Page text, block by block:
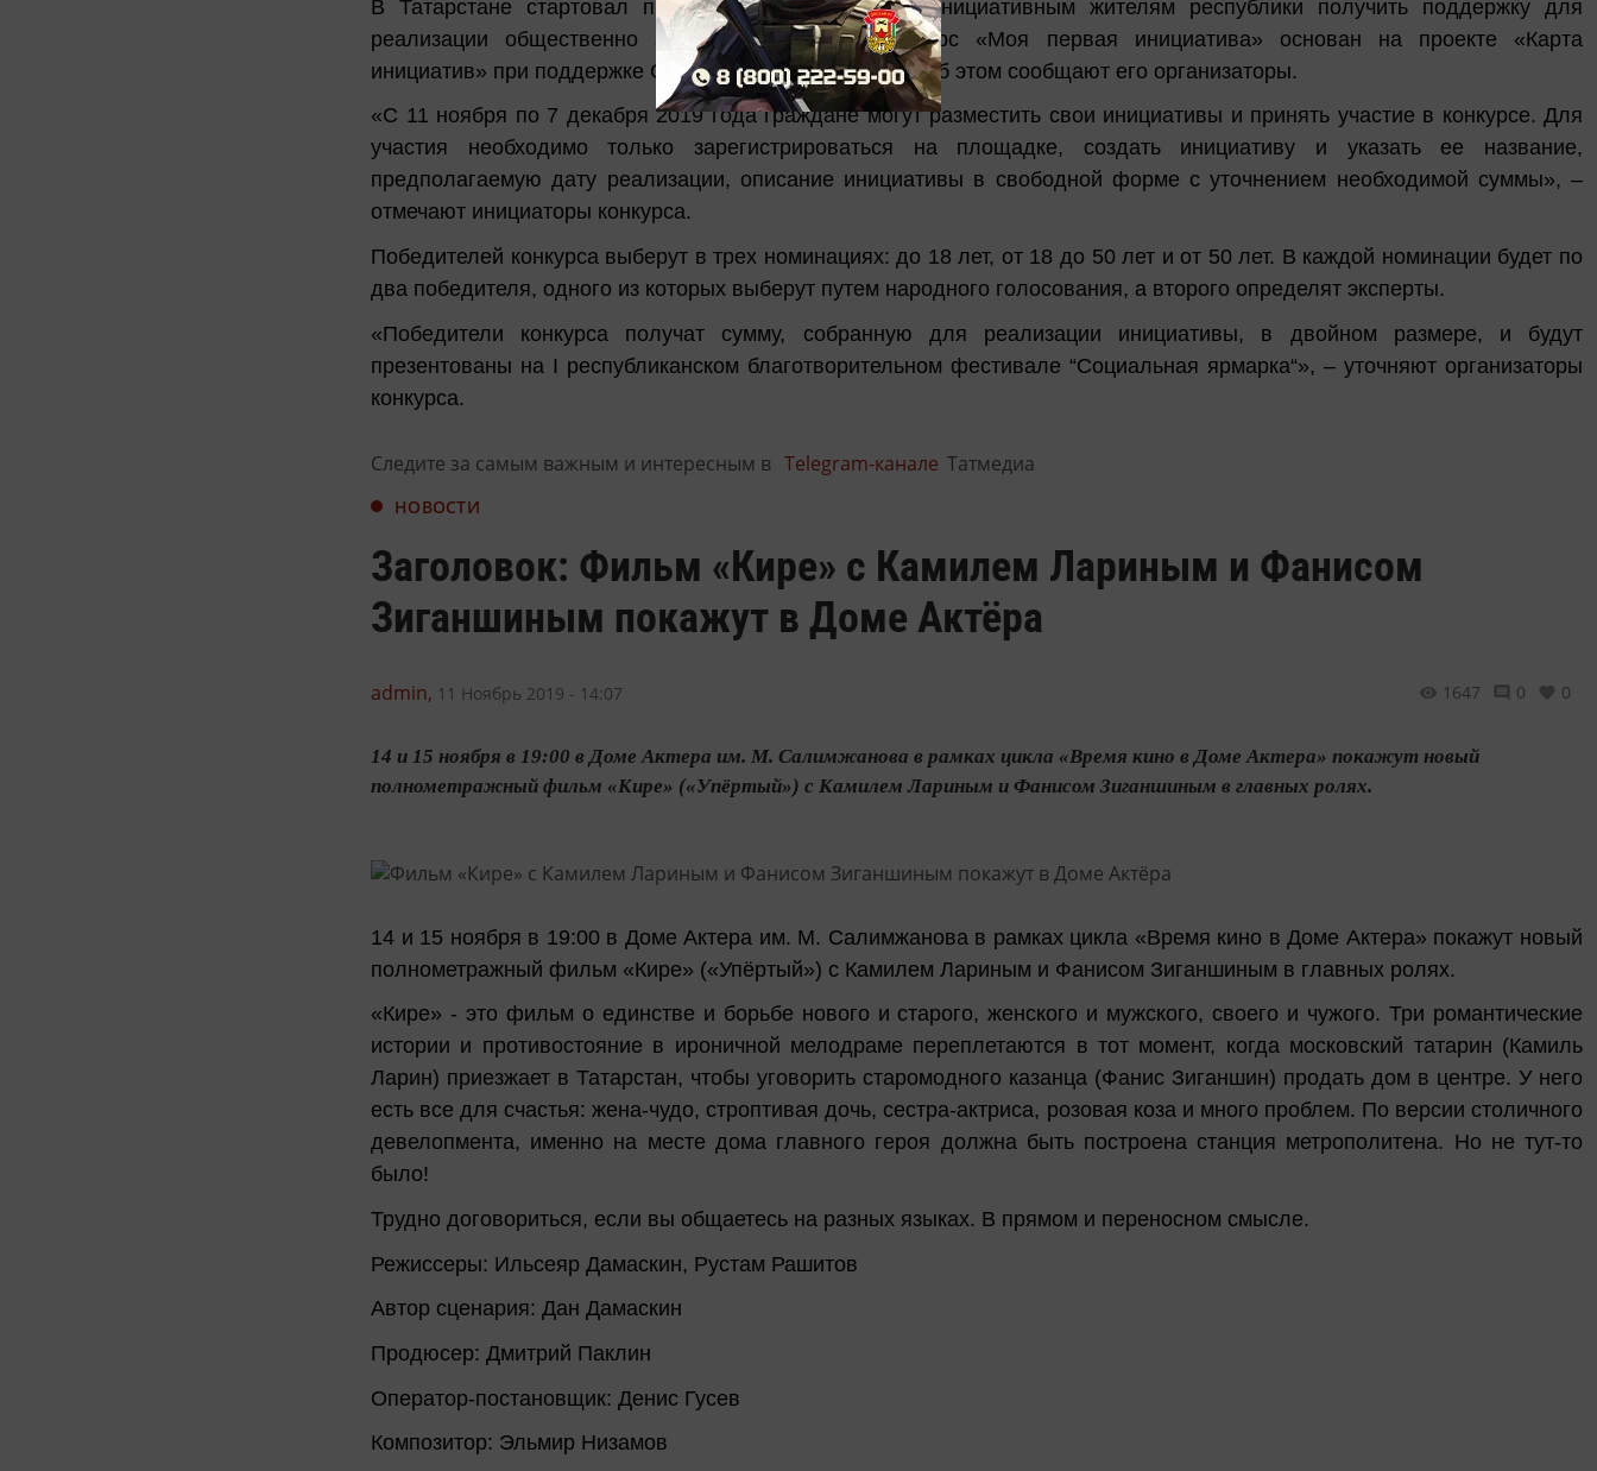
В Татарстане стартовал проект, который позволит инициативным жителям республики получить поддержку для
реализации общественно значимых проектов. Конкурс «Моя первая инициатива» основан на проекте «Карта
инициатив» при поддержке Общественной палаты РТ. Об этом сообщают его организаторы.
«С 11 ноября по 7 декабря 2019 года граждане могут разместить свои инициативы и принять участие в конкурсе. Для
участия необходимо только зарегистрироваться на площадке, создать инициативу и указать ее название,
предполагаемую дату реализации, описание инициативы в свободной форме с уточнением необходимой суммы», –
отмечают инициаторы конкурса.
Победителей конкурса выберут в трех номинациях: до 18 лет, от 18 до 50 лет и от 50 лет. В каждой номинации будет по
два победителя, одного из которых выберут путем народного голосования, а второго определят эксперты.
«Победители конкурса получат сумму, собранную для реализации инициативы, в двойном размере, и будут
презентованы на I республиканском благотворительном фестивале “Социальная ярмарка“», – уточняют организаторы
конкурса.
Следите за самым важным и интересным в Telegram-канале Татмедиа
НОВОСТИ
Заголовок: Фильм «Кире» с Камилем Лариным и Фанисом
Зиганшиным покажут в Доме Актёра
admin, 11 Ноябрь 2019 - 14:07 1647 0 0
14 и 15 ноября в 19:00 в Доме Актера им. М. Салимжанова в рамках цикла «Время кино в Доме Актера» покажут новый
полнометражный фильм «Кире» («Упёртый») с Камилем Лариным и Фанисом Зиганшиным в главных ролях.
14 и 15 ноября в 19:00 в Доме Актера им. М. Салимжанова в рамках цикла «Время кино в Доме Актера» покажут новый
полнометражный фильм «Кире» («Упёртый») с Камилем Лариным и Фанисом Зиганшиным в главных ролях.
«Кире» - это фильм о единстве и борьбе нового и старого, женского и мужского, своего и чужого. Три романтические
истории и противостояние в ироничной мелодраме переплетаются в тот момент, когда московский татарин (Камиль
Ларин) приезжает в Татарстан, чтобы уговорить старомодного казанца (Фанис Зиганшин) продать дом в центре. У него
есть все для счастья: жена-чудо, строптивая дочь, сестра-актриса, розовая коза и много проблем. По версии столичного
девелопмента, именно на месте дома главного героя должна быть построена станция метрополитена. Но не тут-то
было!
Трудно договориться, если вы общаетесь на разных языках. В прямом и переносном смысле.
Режиссеры: Ильсеяр Дамаскин, Рустам Рашитов
Автор сценария: Дан Дамаскин
Продюсер: Дмитрий Паклин
Оператор-постановщик: Денис Гусев
Композитор: Эльмир Низамов